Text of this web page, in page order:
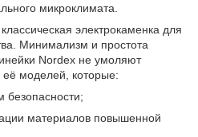
микроклимата.
электрокаменка для
Минимализм и простота
Nordex не умоляют
её моделей, которые:
безопасности;
материалов повышенной